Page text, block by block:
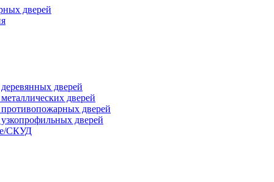
дверей
дверей
дверей
дверей
дверей
СКУД